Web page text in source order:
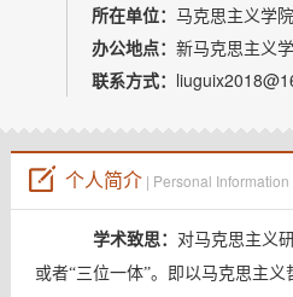
教师博客
所在单位： 马克思主义学院
办公地点： 新马克思主义
联系方式：
个人简介| Personal Information
学术致思： 对马克思主义
或者“三位一体”。即以马克思主义